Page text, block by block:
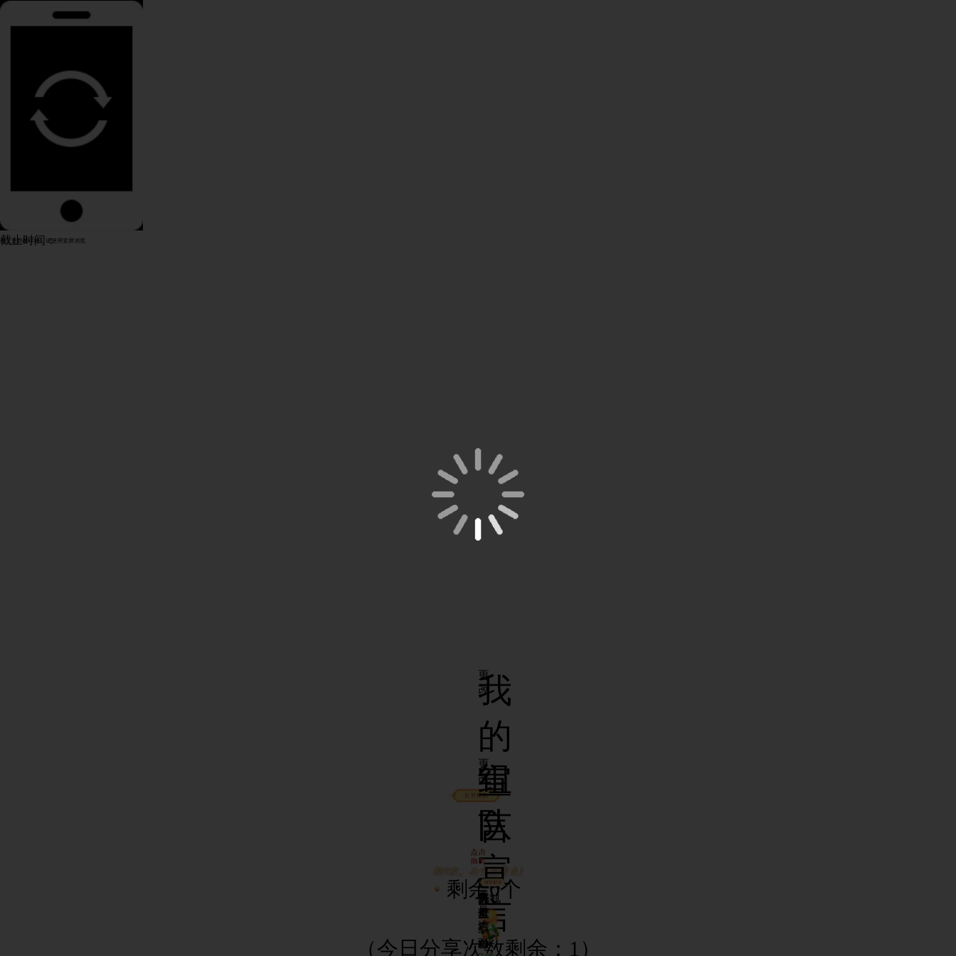
为了更好的体验，请使用竖屏浏览
截止时间：
我
的
宣
言
更
改
组
队
宣
言
更
改
寒
翼
虎
坐
骑
7天
头
像
秀
卡
天灵
丹*1
培
养
丹
宝
盒
洗髓
丹礼
盒
7
天
足
迹
随
机
宝
石
x1
剩余0个
（今日分享次数剩余： 1 ）